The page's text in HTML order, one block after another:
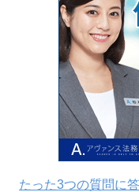
たった3つの質問に